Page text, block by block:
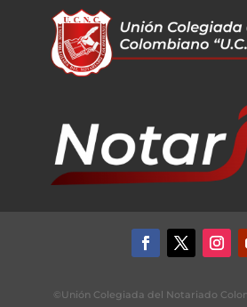
©Unión Colegiada del Notariado